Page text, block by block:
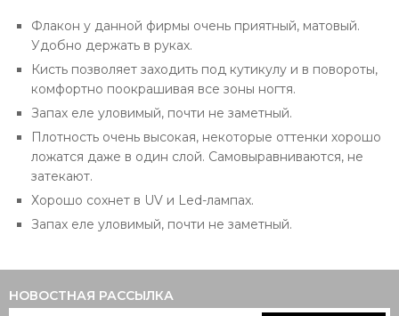
Флакон у данной фирмы очень приятный, матовый.
Удобно держать в руках.
Кисть позволяет заходить под кутикулу и в повороты,
комфортно поокрашивая все зоны ногтя.
Запах еле уловимый, почти не заметный.
Плотность очень высокая, некоторые оттенки хорошо
ложатся даже в один слой. Самовыравниваются, не
затекают.
Хорошо сохнет в UV и Led-лампах.
Запах еле уловимый, почти не заметный.
НОВОСТНАЯ РАССЫЛКА